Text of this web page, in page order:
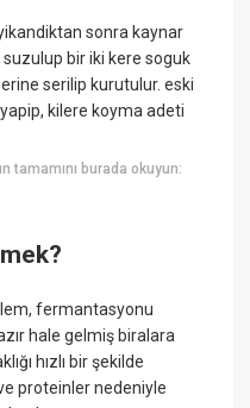
sonra kaynar
bir iki kere soguk
serilip kurutulur. eski
kilere koyma adeti
tamamını burada okuyun:
fermantasyonu
hale gelmiş biralara
hızlı bir şekilde
proteinler nedeniyle